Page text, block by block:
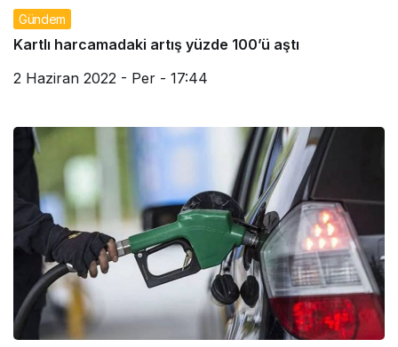
Gündem
Kartlı harcamadaki artış yüzde 100’ü aştı
2 Haziran 2022 - Per - 17:44